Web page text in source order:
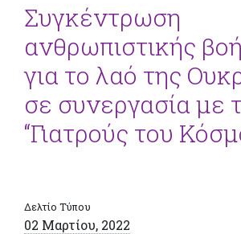
Συγκέντρωση
ανθρωπιστικής
για το λαό της
σε συνεργασία με
“Γιατρούς του
Δελτίο Τύπου
02 Μαρτίου, 2022